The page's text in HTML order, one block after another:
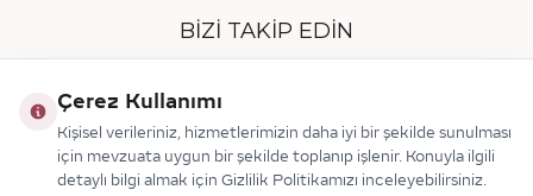
BIZI TAKIP EDIN
Çerez Kullanımı
Kişisel verileriniz, hizmetlerimizin daha iyi bir şekilde sunulması
için mevzuata uygun bir şekilde toplanıp işlenir. Konuyla ilgili
detaylı bilgi almak için Gizlilik Politikamızı inceleyebilirsiniz.